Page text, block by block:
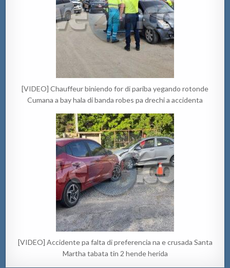
[VIDEO] Chauffeur biniendo for di pariba yegando rotonde
Cumana a bay hala di banda robes pa drechi a accidenta
[VIDEO] Accidente pa falta di preferencia na e crusada Santa
Martha tabata tin 2 hende herida